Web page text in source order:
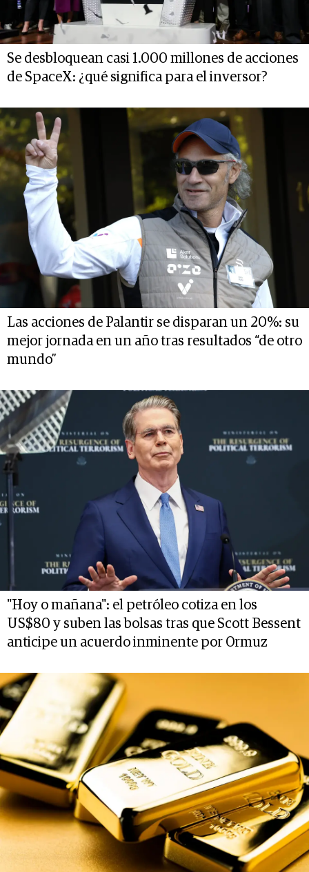
Se desbloquean casi 1.000 millones de acciones
de SpaceX: ¿qué significa para el inversor?
Las acciones de Palantir se disparan un 20%: su
mejor jornada en un año tras resultados “de otro
mundo”
"Hoy o mañana": el petróleo cotiza en los
US$80 y suben las bolsas tras que Scott Bessent
anticipe un acuerdo inminente por Ormuz